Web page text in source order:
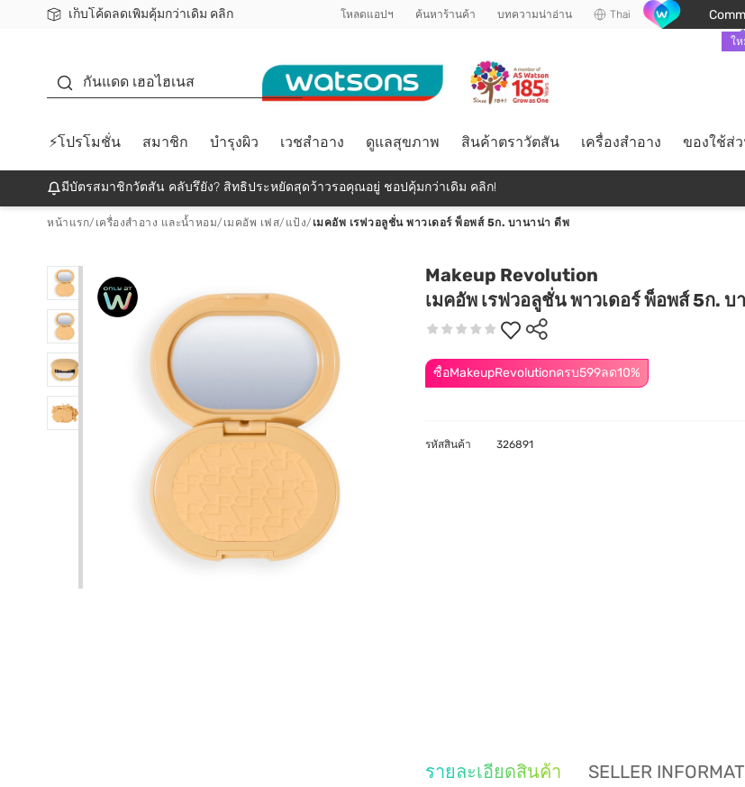
เก็บโค้ดลดเพิ่มคุ้มกว่าเดิม คลิก
ชอปออนไลน์ครั้งแรก ลดเพิ่มจุก ๆ 10%! 🎉
📦ส่งฟรี! เมื่อชอป 499฿
สมาชิกวัตสัน คลับดียังไง? โหลดแอปฯ ค้นหาร้านค้า บทความน่าอ่าน Thai
ใ
กันแดด เฮอไฮเนส
⚡โปรโมชั่น สมาชิก บำรุงผิว เวชสำอาง ดูแลสุขภาพ สินค้าตราวัตสัน เครื่องสำอาง ของใช้ส่
มีบัตรสมาชิกวัตสัน คลับรึยัง? สิทธิประหยัดสุดว้าวรอคุณอยู่ ชอปคุ้มกว่าเดิม คลิก!
หน้าแรก/ เครื่องสำอาง และน้ำหอม/ เมคอัพ เฟส/ แป้ง/ เมคอัพ เรฟวอลูชั่น พาวเดอร์ พ็อพส์ 5ก. บานาน่า ดีพ
Makeup Revolution
เมคอัพ เรฟวอลูชั่น พาวเดอร์ พ็อพส์ 5ก. บ
ซื้อMakeupRevolutionครบ599ลด10%
รหัสสินค้า 326891
รายละเอียดสินค้า SELLER